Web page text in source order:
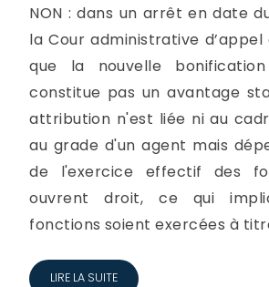
NON : dans un arrêt en date
la Cour administrative d’appel
que la nouvelle
constitue pas un avantage
attribution n'est liée ni au
au grade d'un agent mais
de l'exercice effectif des
ouvrent droit, ce qui
fonctions soient exercées à
LIRE LA SUITE